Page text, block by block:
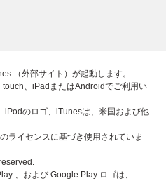
（外部サイト）が起動します。
touch、iPadまたはAndroidでご利用い
iPodのロゴ、iTunesは、米国および他
ライセンスに基づき使用されていま
、および Google Play ロゴは、